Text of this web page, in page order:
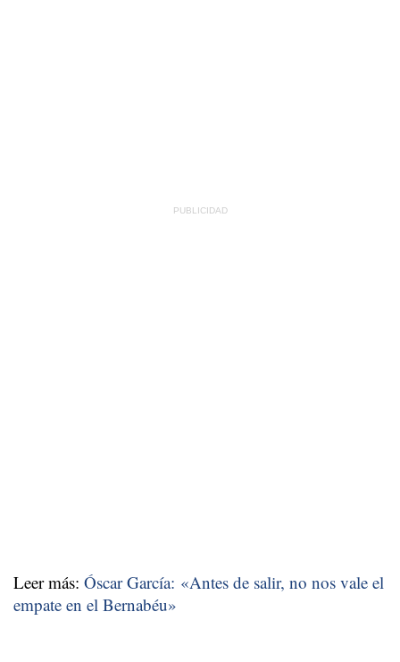
Leer más: Óscar García: «Antes de salir, no nos vale el
empate en el Bernabéu»